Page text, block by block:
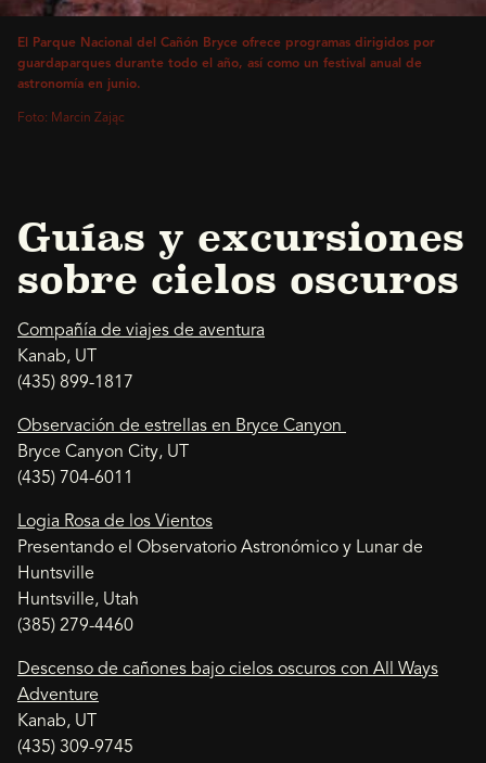
El Parque Nacional del Cañón Bryce ofrece programas dirigidos por
guardaparques durante todo el año, así como un festival anual de
astronomía en junio.
Foto: Marcin Zając
Guías y excursiones
sobre cielos oscuros
Compañía de viajes de aventura
Kanab, UT
(435) 899-1817
Observación de estrellas en Bryce Canyon
Bryce Canyon City, UT
(435) 704-6011
Logia Rosa de los Vientos
Presentando el Observatorio Astronómico y Lunar de
Huntsville
Huntsville, Utah
(385) 279-4460
Descenso de cañones bajo cielos oscuros con All Ways
Adventure
Kanab, UT
(435) 309-9745